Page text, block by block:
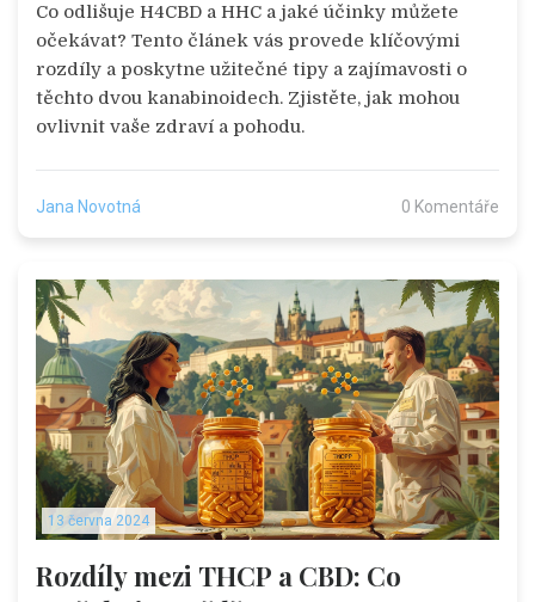
Co odlišuje H4CBD a HHC a jaké účinky můžete
očekávat? Tento článek vás provede klíčovými
rozdíly a poskytne užitečné tipy a zajímavosti o
těchto dvou kanabinoidech. Zjistěte, jak mohou
ovlivnit vaše zdraví a pohodu.
Jana Novotná 0 Komentáře
13 června 2024
Rozdíly mezi THCP a CBD: Co